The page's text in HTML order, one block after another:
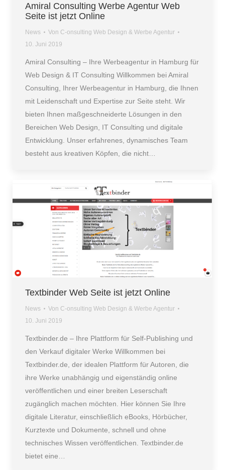
Amiral Consulting Werbe Agentur Web
Seite ist jetzt Online
News Von C-onsulting Web Design & Werbe Agentur
10. Juni 2019
Amiral Consulting – Ihre Werbeagentur in Hamburg für
Web Design & IT Consulting Willkommen bei Amiral
Consulting, Ihrer Werbeagentur in Hamburg, die Ihnen
mit Leidenschaft und Expertise zur Seite steht. Wir
bieten Ihnen maßgeschneiderte Lösungen in den
Bereichen Web Design, IT Consulting und digitale
Entwicklung. Unser erfahrenes, dynamisches Team
besteht aus kreativen Köpfen, die nicht…
Textbinder Web Seite ist jetzt Online
News Von C-onsulting Web Design & Werbe Agentur
10. Juni 2019
Textbinder.de – Ihre Plattform für Self-Publishing und
den Verkauf digitaler Werke Willkommen bei
Textbinder.de, der idealen Plattform für Autoren, die
ihre Werke unabhängig und eigenständig online
veröffentlichen und einer breiten Leserschaft
zugänglich machen möchten. Hier können Sie Ihre
digitale Literatur, einschließlich eBooks, Hörbücher,
Kurztexte und Dokumente, schnell und ohne
technisches Wissen veröffentlichen. Textbinder.de
bietet eine…